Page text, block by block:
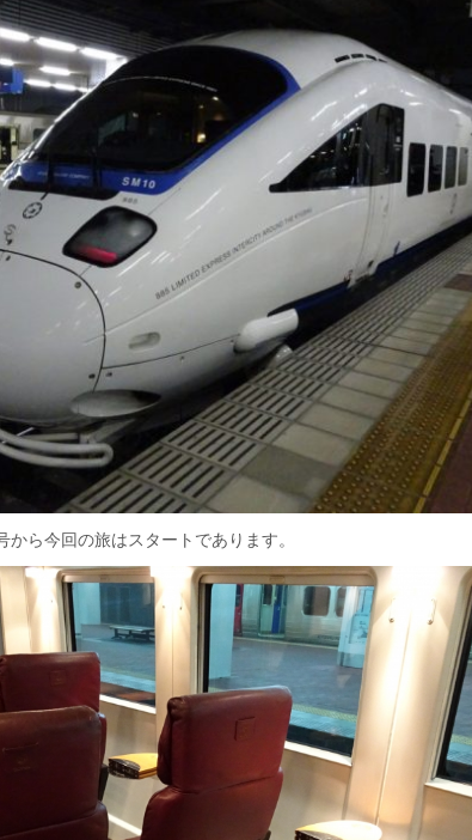
ら今回の旅はスタートであります。